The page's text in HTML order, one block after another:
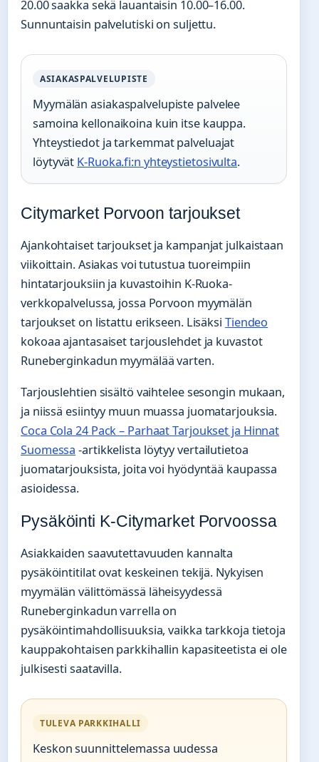
20.00 saakka sekä lauantaisin 10.00–16.00.
Sunnuntaisin palvelutiski on suljettu.
ASIAKASPALVELUPISTE
Myymälän asiakaspalvelupiste palvelee
samoina kellonaikoina kuin itse kauppa.
Yhteystiedot ja tarkemmat palveluajat
löytyvät K-Ruoka.fi:n yhteystietosivulta.
Citymarket Porvoon tarjoukset
Ajankohtaiset tarjoukset ja kampanjat julkaistaan
viikoittain. Asiakas voi tutustua tuoreimpiin
hintatarjouksiin ja kuvastoihin K-Ruoka-
verkkopalvelussa, jossa Porvoon myymälän
tarjoukset on listattu erikseen. Lisäksi Tiendeo
kokoaa ajantasaiset tarjouslehdet ja kuvastot
Runeberginkadun myymälää varten.
Tarjouslehtien sisältö vaihtelee sesongin mukaan,
ja niissä esiintyy muun muassa juomatarjouksia.
Coca Cola 24 Pack – Parhaat Tarjoukset ja Hinnat
Suomessa -artikkelista löytyy vertailutietoa
juomatarjouksista, joita voi hyödyntää kaupassa
asioidessa.
Pysäköinti K-Citymarket Porvoossa
Asiakkaiden saavutettavuuden kannalta
pysäköintitilat ovat keskeinen tekijä. Nykyisen
myymälän välittömässä läheisyydessä
Runeberginkadun varrella on
pysäköintimahdollisuuksia, vaikka tarkkoja tietoja
kauppakohtaisen parkkihallin kapasiteetista ei ole
julkisesti saatavilla.
TULEVA PARKKIHALLI
Keskon suunnittelemassa uudessa